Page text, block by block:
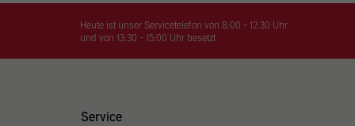
Heute ist unser Servicetelefon von 8:00 - 12:30 Uhr
und von 13:30 - 15:00 Uhr besetzt
Service
Sie